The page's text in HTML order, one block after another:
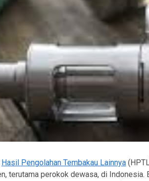
Hasil Pengolahan Tembakau Lainnya
terutama perokok dewasa, di